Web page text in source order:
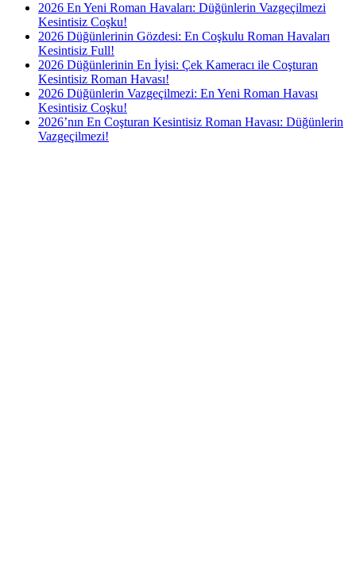
2026 En Yeni Roman Havaları: Düğünlerin Vazgeçilmezi
Kesintisiz Coşku!
2026 Düğünlerinin Gözdesi: En Coşkulu Roman Havaları
Kesintisiz Full!
2026 Düğünlerinin En İyisi: Çek Kameracı ile Coşturan
Kesintisiz Roman Havası!
2026 Düğünlerin Vazgeçilmezi: En Yeni Roman Havası
Kesintisiz Coşku!
2026’nın En Coşturan Kesintisiz Roman Havası: Düğünlerin
Vazgeçilmezi!